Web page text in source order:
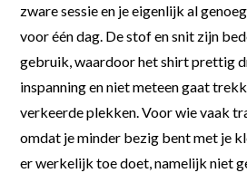
zware sessie en je eigenlijk al
voor één dag. De stof en snit zijn
gebruik, waardoor het shirt prettig
inspanning en niet meteen gaat
verkeerde plekken. Voor wie vaak
omdat je minder bezig bent met je
er werkelijk toe doet, namelijk niet